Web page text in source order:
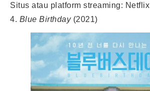
Situs atau platform streaming: Netflix
4. Blue Birthday(2021)